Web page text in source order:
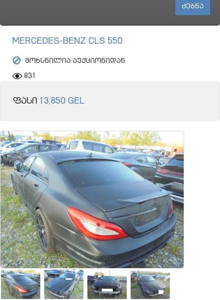
MERCEDES-BENZ CLS 550
მოხსნილია აუქციონიდან
831
ფასი 13,850 GEL